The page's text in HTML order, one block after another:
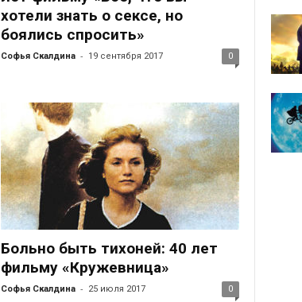
хотели знать о сексе, но
боялись спросить»
Софья Скалдина - 19 сентября 2017 0
Больно быть тихоней: 40 лет
фильму «Кружевница»
Софья Скалдина - 25 июля 2017 0